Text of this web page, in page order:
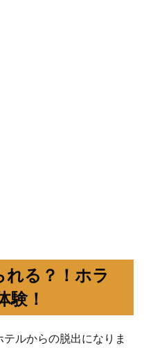
る？！ホラ
験！
ルからの脱出になりま